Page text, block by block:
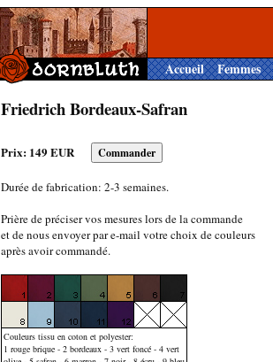
Accueil Femmes
Friedrich Bordeaux-Safran
Prix: 149 EUR
Durée de fabrication: 2-3 semaines.
Prière de préciser vos mesures lors de la commande
et de nous envoyer par e-mail votre choix de couleurs
après avoir commandé.
Couleurs tissu en coton et polyester:
1 rouge brique - 2 bordeaux - 3 vert foncé - 4 vert